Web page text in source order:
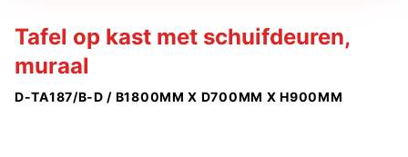
MERKEN
CONTACT
Tafel op kast met schuifdeuren,
muraal
D-TA187/B-D / B1800MM X D700MM X H900MM